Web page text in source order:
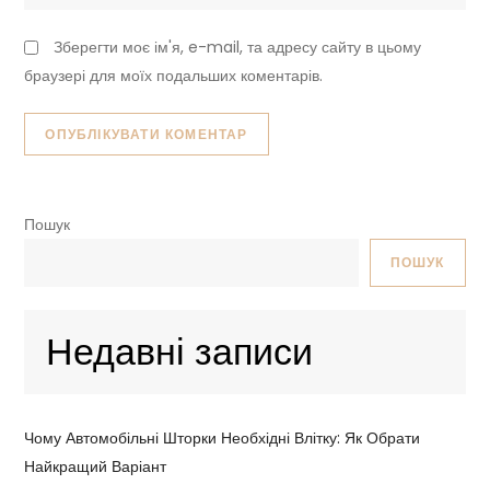
Зберегти моє ім'я, e-mail, та адресу сайту в цьому
браузері для моїх подальших коментарів.
Пошук
ПОШУК
Недавні записи
Чому Автомобільні Шторки Необхідні Влітку: Як Обрати
Найкращий Варіант